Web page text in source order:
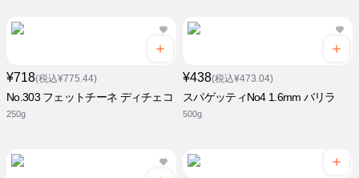
¥718(税込¥775.44)
No.303 フェットチーネ ディチェコ
250g
¥438(税込¥473.04)
スパゲッティNo4 1.6mm バリラ
500g